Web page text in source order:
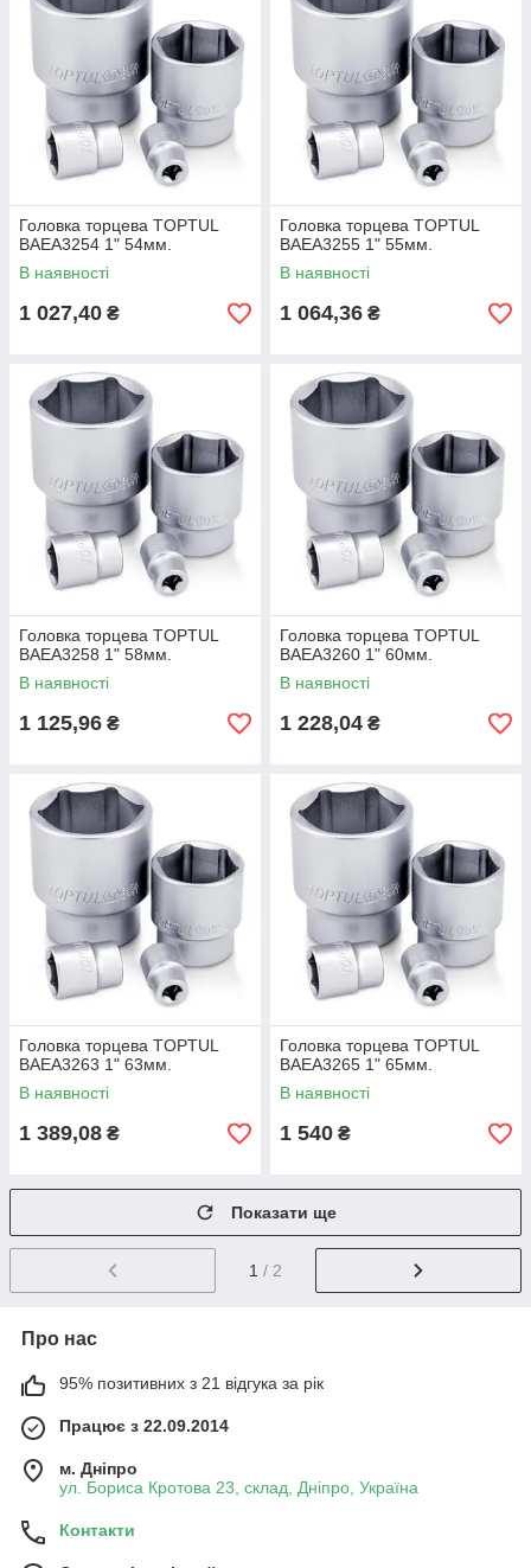
Головка торцева TOPTUL
BAEA3254 1" 54мм.
В наявності
1 027,40 ₴
Головка торцева TOPTUL
BAEA3255 1" 55мм.
В наявності
1 064,36 ₴
Головка торцева TOPTUL
BAEA3258 1" 58мм.
В наявності
1 125,96 ₴
Головка торцева TOPTUL
BAEA3260 1" 60мм.
В наявності
1 228,04 ₴
Головка торцева TOPTUL
BAEA3263 1" 63мм.
В наявності
1 389,08 ₴
Головка торцева TOPTUL
BAEA3265 1" 65мм.
В наявності
1 540 ₴
Показати ще
1 / 2
Про нас
95% позитивних з 21 відгука за рік
Працює з 22.09.2014
м. Дніпро
ул. Бориса Кротова 23, склад, Дніпро, Україна
Контакти